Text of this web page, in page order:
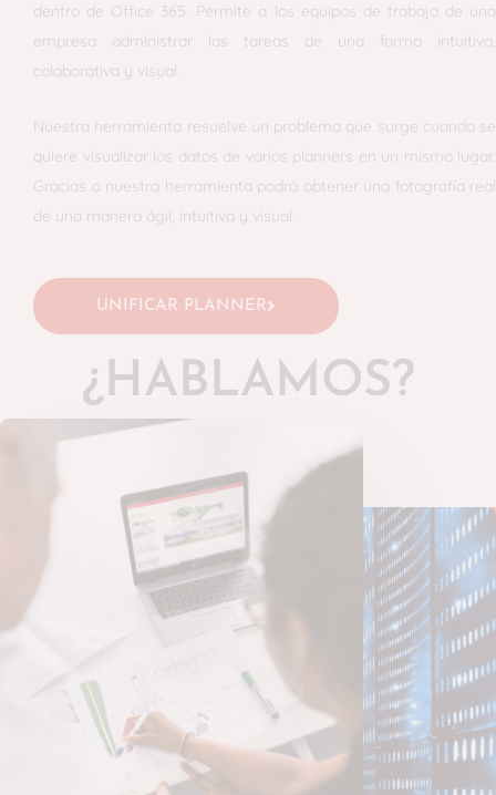
dentro de Office 365. Permite a los equipos de trabajo de una
empresa administrar las tareas de una forma intuitiva,
colaborativa y visual.
Nuestra herramienta resuelve un problema que surge cuando se
quiere visualizar los datos de varios planners en un mismo lugar.
Gracias a nuestra herramienta podrá obtener una fotografía real
de una manera ágil, intuitiva y visual.
UNIFICAR PLANNER
¿HABLAMOS?